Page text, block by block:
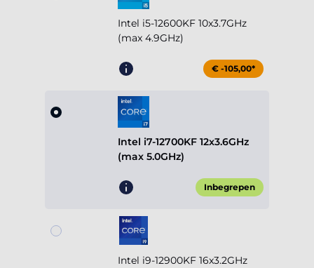
Intel i5-12600KF 10x3.7GHz
(max 4.9GHz)
€ -105,00*
Intel i7-12700KF 12x3.6GHz
(max 5.0GHz)
Inbegrepen
Intel i9-12900KF 16x3.2GHz